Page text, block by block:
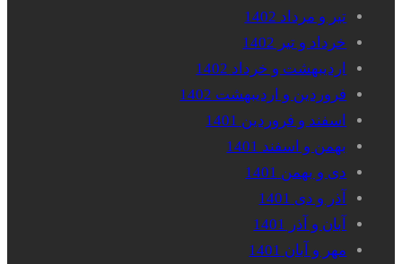
تیر و مرداد 1402
خرداد و تیر 1402
اردیبهشت و خرداد 1402
فروردین و اردیبهشت 1402
اسفند و فروردین 1401
بهمن و اسفند 1401
دی و بهمن 1401
آذر و دی 1401
آبان و آذر 1401
مهر و آبان 1401